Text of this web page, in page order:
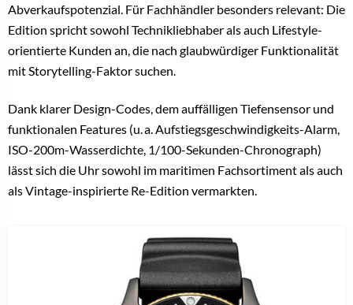
Abverkaufspotenzial. Für Fachhändler besonders relevant: Die
Edition spricht sowohl Technikliebhaber als auch Lifestyle-
orientierte Kunden an, die nach glaubwürdiger Funktionalität
mit Storytelling-Faktor suchen.
Dank klarer Design-Codes, dem auffälligen Tiefensensor und
funktionalen Features (u. a. Aufstiegsgeschwindigkeits-Alarm,
ISO-200m-Wasserdichte, 1/100-Sekunden-Chronograph)
lässt sich die Uhr sowohl im maritimen Fachsortiment als auch
als Vintage-inspirierte Re-Edition vermarkten.